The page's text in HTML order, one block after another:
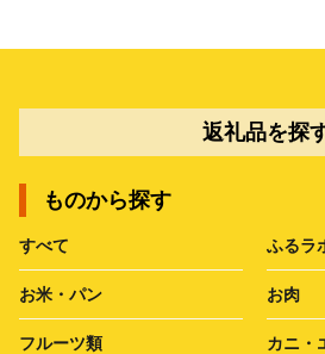
返礼品を探
ものから探す
すべて ふるラ
お米・パン お肉
フルーツ類 カニ・